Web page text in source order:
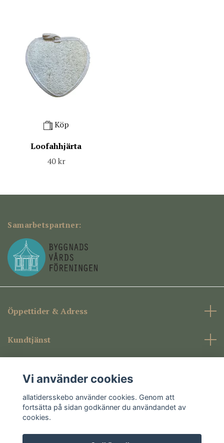
Köp
Loofahhjärta
40 kr
Samarbetspartner:
Öppettider & Adress
Kundtjänst
Sociala medier
Vi använder cookies
allatidersskebo använder cookies. Genom att
fortsätta på sidan godkänner du användandet av
cookies.